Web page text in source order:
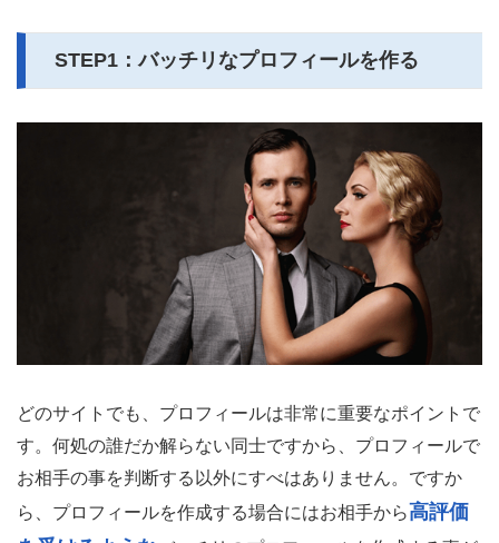
STEP1：バッチリなプロフィールを作る
どのサイトでも、プロフィールは非常に重要なポイントで
す。何処の誰だか解らない同士ですから、プロフィールで
お相手の事を判断する以外にすべはありません。ですか
ら、プロフィールを作成する場合にはお相手から高評価